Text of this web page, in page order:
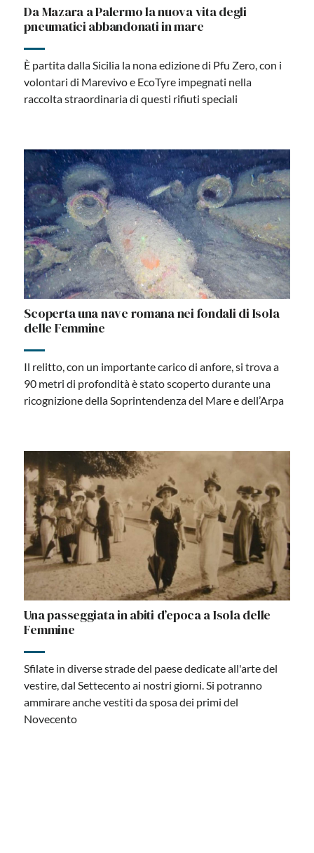
Da Mazara a Palermo la nuova vita degli
pneumatici abbandonati in mare
È partita dalla Sicilia la nona edizione di Pfu Zero, con i
volontari di Marevivo e EcoTyre impegnati nella
raccolta straordinaria di questi rifiuti speciali
Scoperta una nave romana nei fondali di Isola
delle Femmine
Il relitto, con un importante carico di anfore, si trova a
90 metri di profondità è stato scoperto durante una
ricognizione della Soprintendenza del Mare e dell’Arpa
Una passeggiata in abiti d’epoca a Isola delle
Femmine
Sfilate in diverse strade del paese dedicate all'arte del
vestire, dal Settecento ai nostri giorni. Si potranno
ammirare anche vestiti da sposa dei primi del
Novecento